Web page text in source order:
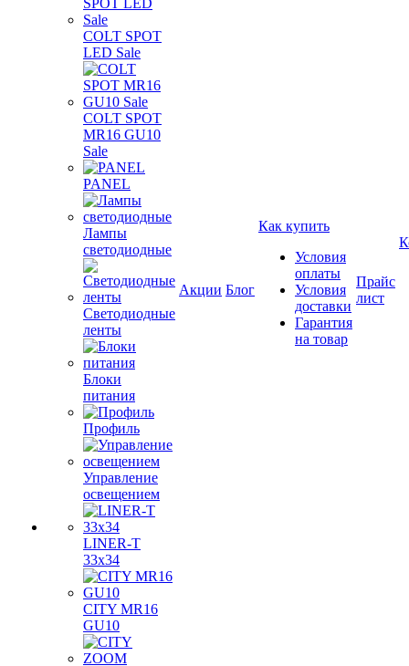
COLT SPOT
LED Sale
COLT SPOT
MR16 GU10
Sale
PANEL
Лампы
светодиодные
Светодиодные
ленты
Блоки
питания
Профиль
Управление
освещением
LINER-T
33x34
CITY MR16
GU10
Акции Блог
Как купить
Условия
оплаты
Условия
доставки
Гарантия
на товар
Прайс
лист